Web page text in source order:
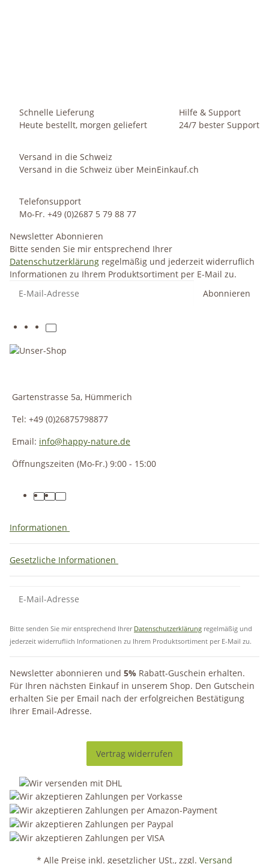
Schnelle Lieferung
Heute bestellt, morgen geliefert
Hilfe & Support
24/7 bester Support
Versand in die Schweiz
Versand in die Schweiz über MeinEinkauf.ch
Telefonsupport
Mo-Fr. +49 (0)2687 5 79 88 77
Newsletter Abonnieren
Bitte senden Sie mir entsprechend Ihrer
Datenschutzerklärung regelmäßig und jederzeit widerruflich
Informationen zu Ihrem Produktsortiment per E-Mail zu.
Abonnieren
Gartenstrasse 5a, Hümmerich
Tel: +49 (0)26875798877
Email: info@happy-nature.de
Öffnungszeiten (Mo-Fr.) 9:00 - 15:00
Informationen
Gesetzliche Informationen
Bitte senden Sie mir entsprechend Ihrer Datenschutzerklärung regelmäßig und
jederzeit widerruflich Informationen zu Ihrem Produktsortiment per E-Mail zu.
Newsletter abonnieren und 5% Rabatt-Guschein erhalten.
Für Ihren nächsten Einkauf in unserem Shop. Den Gutschein
erhalten Sie per Email nach der erfolgreichen Bestätigung
Ihrer Email-Adresse.
Vertrag widerrufen
* Alle Preise inkl. gesetzlicher USt., zzgl. Versand